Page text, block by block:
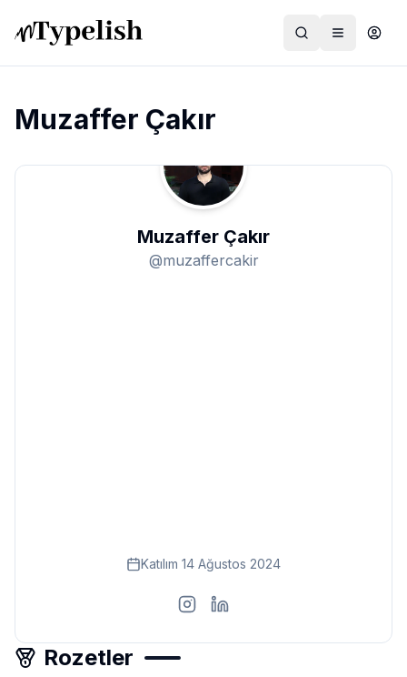
Dünya
Muzaffer Çakır
Muzaffer Çakır
@muzaffercakir
Katılım 14 Ağustos 2024
Rozetler